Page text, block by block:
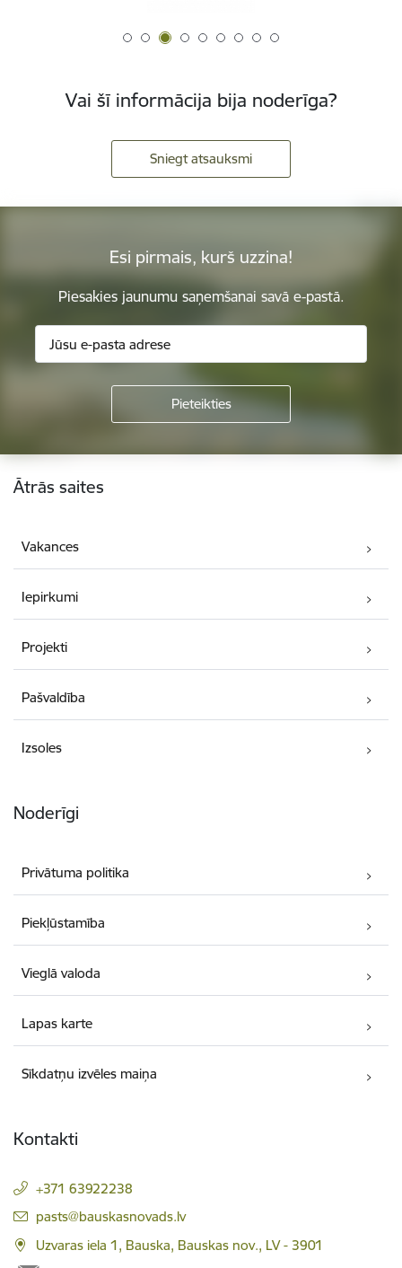
Vai šī informācija bija noderīga?
Sniegt atsauksmi
Esi pirmais, kurš uzzina!
Piesakies jaunumu saņemšanai savā e-pastā.
Kājene
Ātrās saites
Vakances
Iepirkumi
Projekti
Pašvaldība
Izsoles
Noderīgi
Privātuma politika
Piekļūstamība
Vieglā valoda
Lapas karte
Sīkdatņu izvēles maiņa
Kontakti
+371 63922238
E-pasts:
pasts@bauskasnovads.lv
Uzvaras iela 1, Bauska, Bauskas nov., LV - 3901